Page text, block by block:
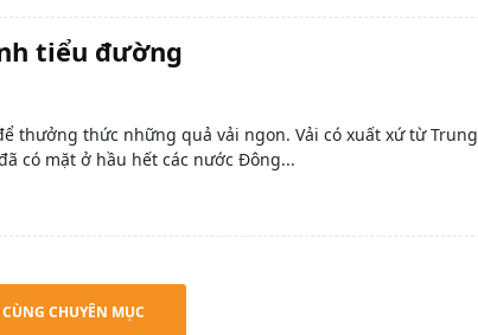
tiểu đường
thưởng thức những quả vải ngon. Vải có xuất xứ từ Trung
có mặt ở hầu hết các nước Đông...
CHUYÊN MỤC